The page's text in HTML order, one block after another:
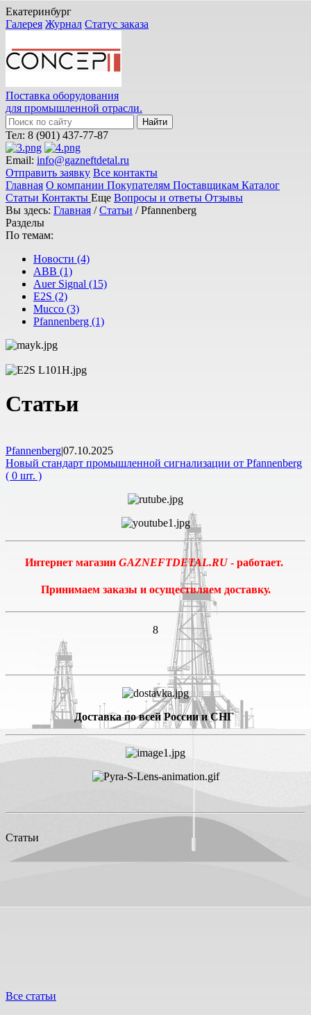
Екатеринбург
Галерея Журнал Статус заказа
Поставка оборудования
для промышленной отрасли.
Тел: 8 (901) 437-77-87
Email: info@gazneftdetal.ru
Отправить заявку Все контакты
Главная О компании Покупателям Поставщикам Каталог
Статьи Контакты Еще Вопросы и ответы Отзывы
Вы здесь: Главная /Статьи / Pfannenberg
Разделы
По темам:
Новости (4)
ABB (1)
Auer Signal (15)
E2S (2)
Mucco (3)
Pfannenberg (1)
Статьи
Pfannenberg|07.10.2025
Новый стандарт промышленной сигнализации от Pfannenberg
( 0 шт. )
Интернет магазин GAZNEFTDETAL.RU- работает.
Принимаем заказы и осуществляем доставку.
8
Доставка по всей России и СНГ
Статьи
Все статьи